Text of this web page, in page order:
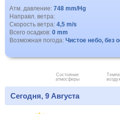
Атм. давление: 748 mm/Hg
Направл. ветра:
Скорость ветра: 4,5 m/s
Всего осадков: 0 mm
Возможная погода: Чистое небо, без
Состояние
атмосферы
Сегодня, 9 Августа